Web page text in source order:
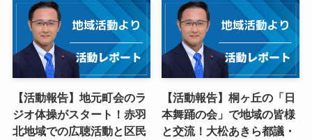
【活動報告】地元町会のラ
ジオ体操がスタート！赤羽
北地域での広聴活動と区民
【活動報告】桐ヶ丘の「日
本舞踊の会」で地域の皆様
と交流！大松あきら都議・